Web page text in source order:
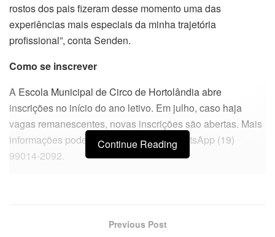
rostos dos pais fizeram desse momento uma das
experiências mais especiais da minha trajetória
profissional”, conta Senden.
Como se inscrever
A Escola Municipal de Circo de Hortolândia abre
inscrições no início do ano letivo. Em julho, caso haja
vagas remanescentes, novas inscrições são abertas. Mais
informações podem ser obtidas pelo WhatsApp (19)
99014-2092.
Continue Reading
Previous Post